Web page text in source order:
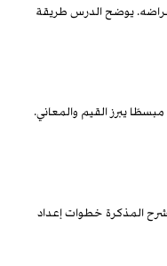
يوضح الدرس طريقة
يبرز القيم والمعاني.
المذكرة خطوات إعداد